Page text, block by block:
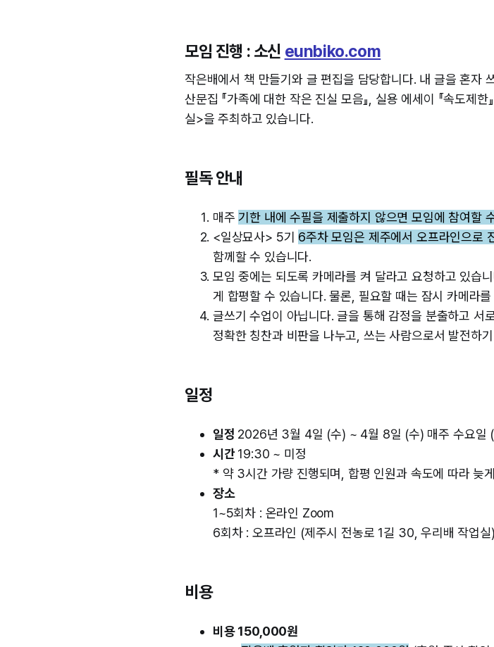
모임 진행 : 소신 eunbiko.com
작은배에서 책 만들기와 글 편집을 담당합니다. 내 글을 혼자
산문집 『가족에 대한 작은 진실 모음』, 실용 에세이 『속도제
실>을 주최하고 있습니다.
필독 안내
매주기한 내에 수필을 제출하지 않으면 모임에 참여할
<일상묘사> 5기 6주차 모임은 제주에서 오프라인으로
함께할 수 있습니다.
모임 중에는 되도록 카메라를 켜 달라고 요청하고 있습
게 합평할 수 있습니다. 물론, 필요할 때는 잠시 카메라
글쓰기 수업이 아닙니다. 글을 통해 감정을 분출하고 서
정확한 칭찬과 비판을 나누고, 쓰는 사람으로서 발전하
일정
일정 2026년 3월 4일 (수) ~ 4월 8일 (수) 매주 수요일
시간19:30 ~ 미정
* 약 3시간 가량 진행되며, 합평 인원과 속도에 따라 늦
장소
1~5회차 : 온라인 Zoom
6회차 : 오프라인 (제주시 전농로 1길 30, 우리배 작업실)
비용
비용 150,000원